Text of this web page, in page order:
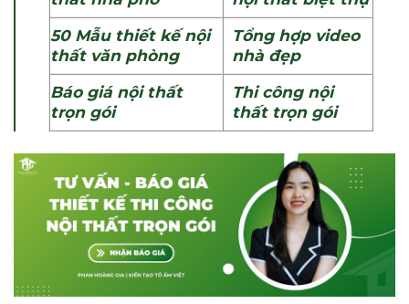
50 Mẫu thiết kế nội
thất văn phòng
Tổng hợp video
nhà đẹp
Báo giá nội thất
trọn gói
Thi công nội
thất trọn gói